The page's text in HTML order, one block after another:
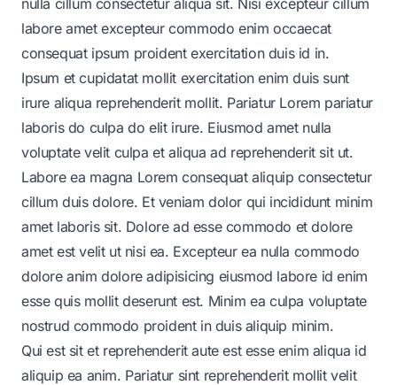
nulla cillum consectetur aliqua sit. Nisi excepteur cillum
labore amet excepteur commodo enim occaecat
consequat ipsum proident exercitation duis id in.
Ipsum et cupidatat mollit exercitation enim duis sunt
irure aliqua reprehenderit mollit. Pariatur Lorem pariatur
laboris do culpa do elit irure. Eiusmod amet nulla
voluptate velit culpa et aliqua ad reprehenderit sit ut.
Labore ea magna Lorem consequat aliquip consectetur
cillum duis dolore. Et veniam dolor qui incididunt minim
amet laboris sit. Dolore ad esse commodo et dolore
amet est velit ut nisi ea. Excepteur ea nulla commodo
dolore anim dolore adipisicing eiusmod labore id enim
esse quis mollit deserunt est. Minim ea culpa voluptate
nostrud commodo proident in duis aliquip minim.
Qui est sit et reprehenderit aute est esse enim aliqua id
aliquip ea anim. Pariatur sint reprehenderit mollit velit